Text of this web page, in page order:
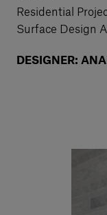
Residential
Surface Design
DESIGNER: